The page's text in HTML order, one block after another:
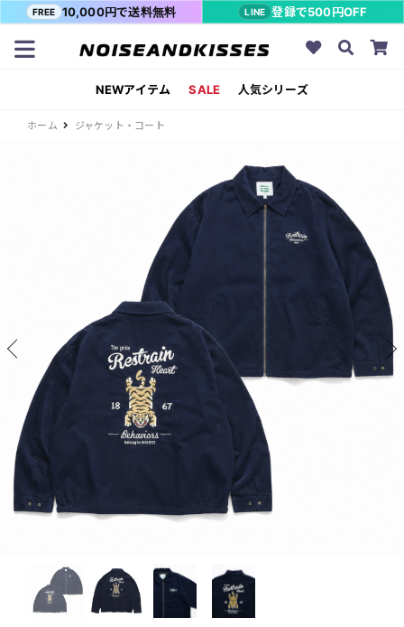
FREE 10,000円で送料無料 LINE 登録で500円OFF
NEWアイテム SALE 人気シリーズ
ホーム ジャケット・コート